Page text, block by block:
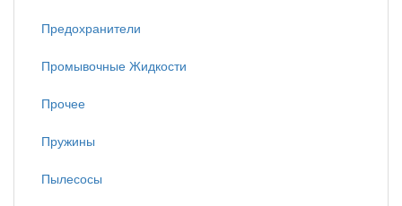
Предохранители
Промывочные Жидкости
Прочее
Пружины
Пылесосы